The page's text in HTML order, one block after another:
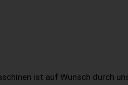
ist auf Wunsch durch